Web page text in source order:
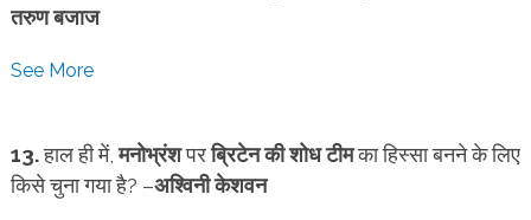
तरुण बजाज
See More
13.हाल ही में, मनोभ्रंशपरब्रिटेन की शोध टीमका हिस्सा बनने के लिए
किसे चुना गया है? –अश्विनी केशवन